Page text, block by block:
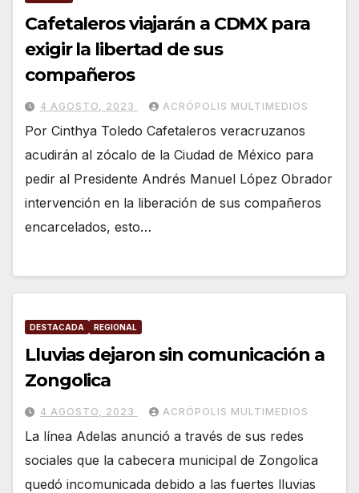
Cafetaleros viajarán a CDMX para
exigir la libertad de sus
compañeros
4 AGOSTO, 2023 ACRÓPOLIS MULTIMEDIOS
Por Cinthya Toledo Cafetaleros veracruzanos
acudirán al zócalo de la Ciudad de México para
pedir al Presidente Andrés Manuel López Obrador
intervención en la liberación de sus compañeros
encarcelados, esto…
DESTACADA REGIONAL
Lluvias dejaron sin comunicación a
Zongolica
4 AGOSTO, 2023 ACRÓPOLIS MULTIMEDIOS
La línea Adelas anunció a través de sus redes
sociales que la cabecera municipal de Zongolica
quedó incomunicada debido a las fuertes lluvias